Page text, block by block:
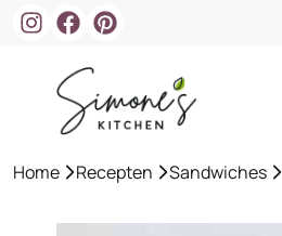
Home »Recepten »Sandwiches »